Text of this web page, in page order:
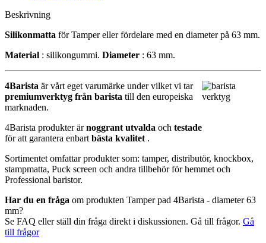
Beskrivning
Silikonmatta för Tamper eller fördelare med en diameter på 63 mm.
Material : silikongummi. Diameter : 63 mm.
4Barista är vårt eget varumärke under vilket vi tar
premiumverktyg från barista till den europeiska
marknaden.
4Barista produkter ärnoggrant utvalda och testade
för att garantera enbart bästa kvalitet .
Sortimentet omfattar produkter som: tamper, distributör, knockbox,
stampmatta, Puck screen och andra tillbehör för hemmet och
Professional baristor.
Har du en fråga om produkten Tamper pad 4Barista - diameter 63
mm?
Se FAQ eller ställ din fråga direkt i diskussionen. Gå till frågor. Gå
till frågor